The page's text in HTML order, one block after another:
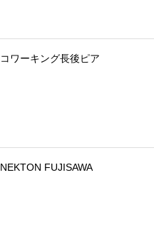
コワーキング長後ピア
NEKTON FUJISAWA